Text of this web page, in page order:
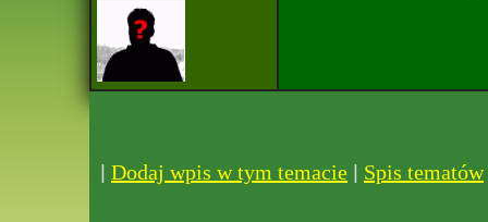
| Dodaj wpis w tym temacie | Spis tematów